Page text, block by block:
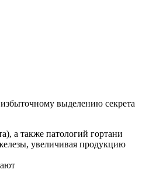
выделению секрета
а также патологий гортани
увеличивая продукцию